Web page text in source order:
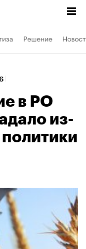
Решение
в РО
из-